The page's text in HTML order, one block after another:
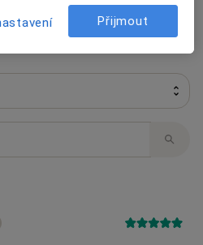
Další informace o názorech
Přijmout